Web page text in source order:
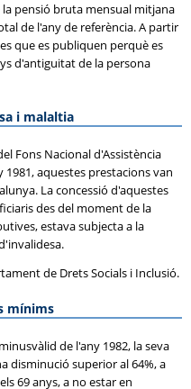
pensió bruta mensual mitjana
de l'any de referència. A partir
que es publiquen perquè es
d'antiguitat de la persona
i malaltia
Fons Nacional d'Assistència
aquestes prestacions van
La concessió d'aquestes
des del moment de la
estava subjecta a la
de Drets Socials i Inclusió.
mínims
de l'any 1982, la seva
disminució superior al 64%, a
69 anys, a no estar en